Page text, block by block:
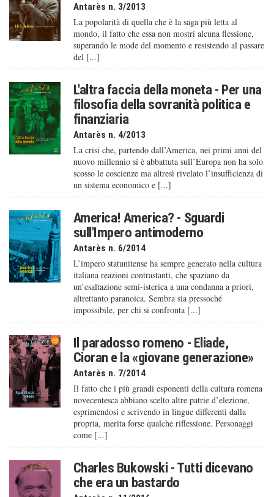
Antarès n. 3/2013
La popolarità di quella che è la saga più letta al
mondo, il fatto che essa non mostri alcuna flessione,
superando le mode del momento e resistendo al passare
del [...]
L'altra faccia della moneta - Per una
filosofia della sovranità politica e
finanziaria
Antarès n. 4/2013
La crisi che, partendo dall’America, nei primi anni del
nuovo millennio si è abbattuta sull’Europa non ha solo
scosso le coscienze ma altresì rivelato l’insufficienza di
un sistema economico e [...]
America! America? - Sguardi
sull'Impero antimoderno
Antarès n. 6/2014
L’impero statunitense ha sempre generato nella cultura
italiana reazioni contrastanti, che spaziano da
un’esaltazione semi-isterica a una condanna a priori,
altrettanto paranoica. Sembra sia pressoché
impossibile, per chi si confronta [...]
Il paradosso romeno - Eliade,
Cioran e la «giovane generazione»
Antarès n. 7/2014
Il fatto che i più grandi esponenti della cultura romena
novecentesca abbiano scelto altre patrie d’elezione,
esprimendosi e scrivendo in lingue differenti dalla
propria, merita forse qualche riflessione. Personaggi
come [...]
Charles Bukowski - Tutti dicevano
che era un bastardo